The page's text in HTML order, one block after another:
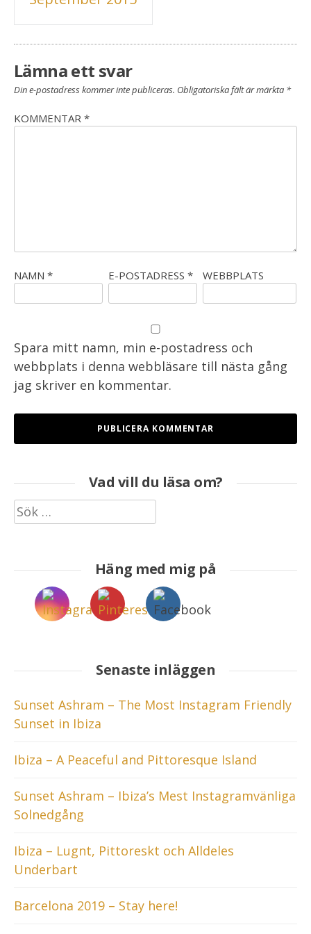
Lämna ett svar
Din e-postadress kommer inte publiceras. Obligatoriska fält är märkta *
KOMMENTAR *
NAMN * E-POSTADRESS * WEBBPLATS
Spara mitt namn, min e-postadress och
webbplats i denna webbläsare till nästa gång
jag skriver en kommentar.
Vad vill du läsa om?
Sök
efter:
Häng med mig på
Senaste inläggen
Sunset Ashram – The Most Instagram Friendly
Sunset in Ibiza
Ibiza – A Peaceful and Pittoresque Island
Sunset Ashram – Ibiza’s Mest Instagramvänliga
Solnedgång
Ibiza – Lugnt, Pittoreskt och Alldeles
Underbart
Barcelona 2019 – Stay here!